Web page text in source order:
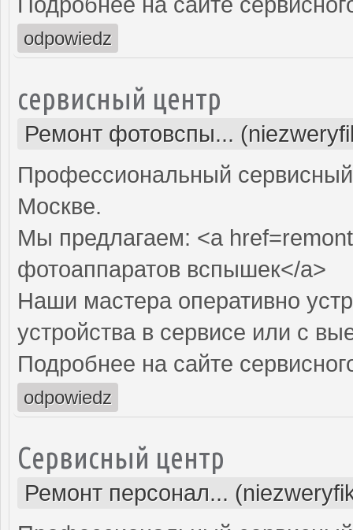
odpowiedz
сервисный центр
Ремонт фотовспы...
Профессиональный
Москве.
Мы предлагаем: <a
фотоаппаратов вспышек</a>
Наши мастера оперативно
устройства в сервисе или с
Подробнее на сайте
odpowiedz
Сервисный центр
Ремонт персонал...